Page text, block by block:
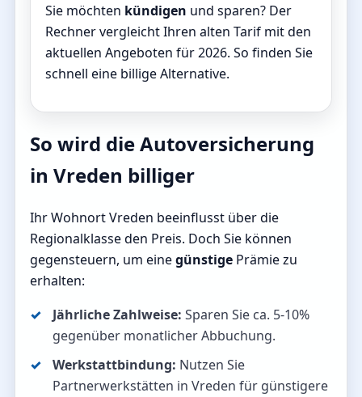
Sie möchten kündigen und sparen? Der
Rechner vergleicht Ihren alten Tarif mit den
aktuellen Angeboten für 2026. So finden Sie
schnell eine billige Alternative.
So wird die Autoversicherung
in Vreden billiger
Ihr Wohnort Vreden beeinflusst über die
Regionalklasse den Preis. Doch Sie können
gegensteuern, um einegünstige Prämie zu
erhalten:
Jährliche Zahlweise: Sparen Sie ca. 5-10%
gegenüber monatlicher Abbuchung.
Werkstattbindung: Nutzen Sie
Partnerwerkstätten in Vreden für günstigere